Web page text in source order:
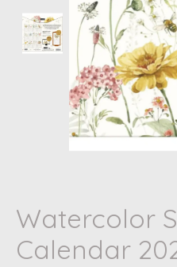
Watercolor
Calendar